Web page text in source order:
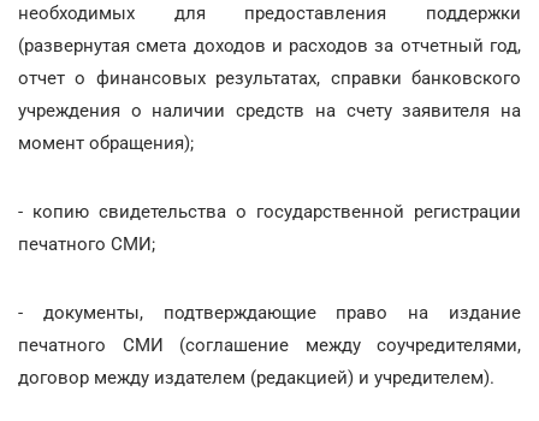
необходимых для предоставления поддержки
(развернутая смета доходов и расходов за отчетный год,
отчет о финансовых результатах, справки банковского
учреждения о наличии средств на счету заявителя на
момент обращения);
- копию свидетельства о государственной регистрации
печатного СМИ;
- документы, подтверждающие право на издание
печатного СМИ (соглашение между соучредителями,
договор между издателем (редакцией) и учредителем).